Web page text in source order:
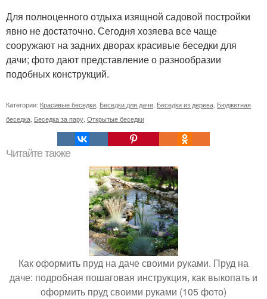
Для полноценного отдыха изящной садовой постройки
явно не достаточно. Сегодня хозяева все чаще
сооружают на задних дворах красивые беседки для
дачи; фото дают представление о разнообразии
подобных конструкций.
Категории: Красивые беседки Беседки для дачи Беседки из дерева Бюджетная
беседка Беседка за пару Открытые беседки
Читайте также
Как оформить пруд на даче своими руками. Пруд на
даче: подробная пошаговая инструкция, как выкопать и
оформить пруд своими руками (105 фото)